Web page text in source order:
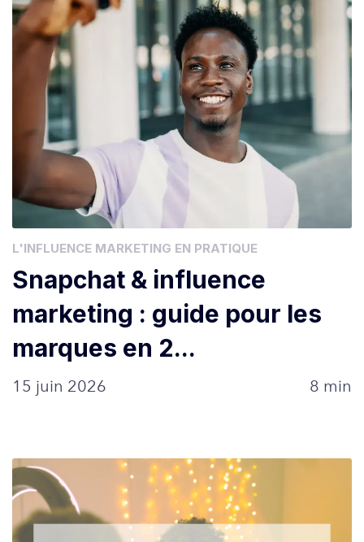
L'INFLUENCE MARKETING EN PRATIQUE
Snapchat & influence
marketing : guide pour les
marques en 2...
15 juin 2026 8 min